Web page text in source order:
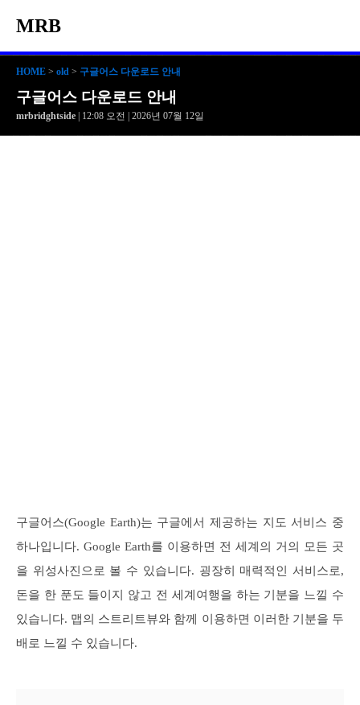
MRB
HOME > old > 구글어스 다운로드 안내
구글어스 다운로드 안내
mrbridghtside | 12:08 오전 | 2026년 07월 12일
구글어스(Google Earth)는 구글에서 제공하는 지도 서비스 중
하나입니다. Google Earth를 이용하면 전 세계의 거의 모든 곳
을 위성사진으로 볼 수 있습니다. 굉장히 매력적인 서비스로,
돈을 한 푼도 들이지 않고 전 세계여행을 하는 기분을 느낄 수
있습니다. 맵의 스트리트뷰와 함께 이용하면 이러한 기분을 두
배로 느낄 수 있습니다.